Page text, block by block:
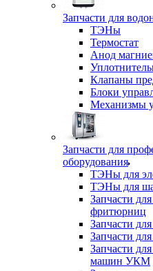
Запчасти для
ТЭНы
Термостат
Анод
Клапаны
Блоки
Механизмы
Запчасти для
оборудования
ТЭНы для
ТЭНы для
Запчасти
фритюрниц
Запчасти
Запчасти
Запчасти
машин УКМ